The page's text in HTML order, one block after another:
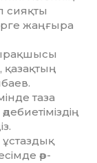
сияқты
жаңғыра
қазақ­тың
таза
әр­-